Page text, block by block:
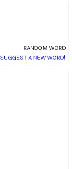
RANDOM WORD
SUGGEST A NEW WORD!